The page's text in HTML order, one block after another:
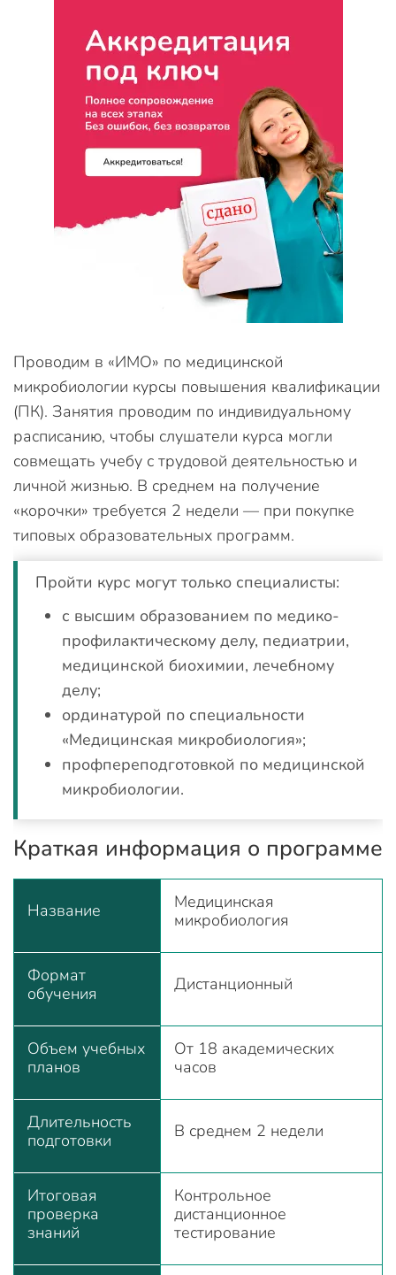
Проводим в «ИМО» по медицинской
микробиологии курсы повышения квалификации
(ПК). Занятия проводим по индивидуальному
расписанию, чтобы слушатели курса могли
совмещать учебу с трудовой деятельностью и
личной жизнью. В среднем на получение
«корочки» требуется 2 недели — при покупке
типовых образовательных программ.
Пройти курс могут только специалисты:
с высшим образованием по медико-
профилактическому делу, педиатрии,
медицинской биохимии, лечебному
делу;
ординатурой по специальности
«Медицинская микробиология»;
профпереподготовкой по медицинской
микробиологии.
Краткая информация о программе
Название
Медицинская
микробиология
Формат
обучения
Дистанционный
Объем учебных
планов
От 18 академических
часов
Длительность
подготовки
В среднем 2 недели
Итоговая
проверка
знаний
Контрольное
дистанционное
тестирование